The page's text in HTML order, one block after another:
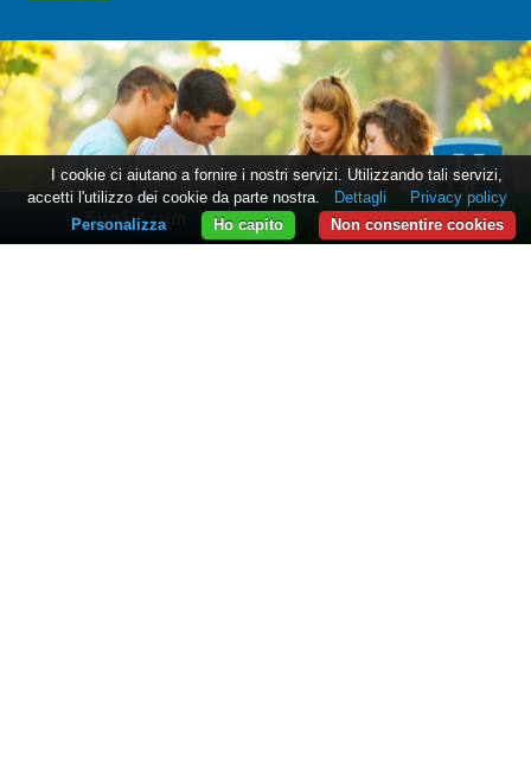
Sună Acum WhatsApp
I cookie ci aiutano a fornire i nostri servizi. Utilizzando tali servizi,
accetti l'utilizzo dei cookie da parte nostra.
Dettagli
Privacy policy
Non consentire cookies
Ho capito
Personalizza